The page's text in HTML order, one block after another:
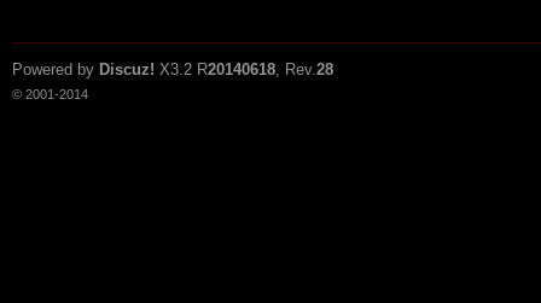
Powered by Discuz! X3.2 R20140618, Rev.28
© 2001-2014